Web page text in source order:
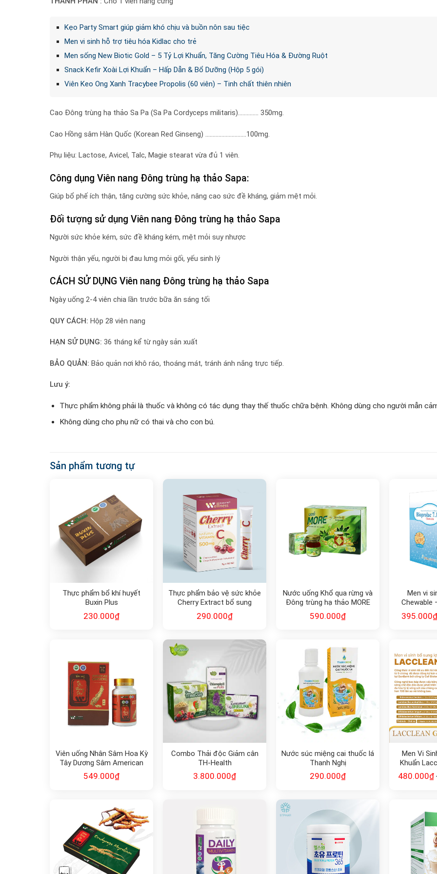
Kẹo Party Smart giúp giảm khó chịu và buồn nôn sau tiệc
Men vi sinh hỗ trợ tiêu hóa Kidlac cho trẻ
Men sống New Biotic Gold – 5 Tỷ Lợi Khuẩn, Tăng Cường Tiêu Hóa & Đường Ruột
Snack Kefir Xoài Lợi Khuẩn – Hấp Dẫn & Bổ Dưỡng (Hộp 5 gói)
Viên Keo Ong Xanh Tracybee Propolis (60 viên) – Tinh chất thiên nhiên
Cao Đông trùng hạ thảo Sa Pa (Sa Pa Cordyceps militaris)………….. 350mg.
Cao Hồng sâm Hàn Quốc (Korean Red Ginseng) ……………………….100mg.
Phụ liệu: Lactose, Avicel, Talc, Magie stearat vừa đủ 1 viên.
Công dụng Viên nang Đông trùng hạ thảo Sapa:
Giúp bổ phế ích thận, tăng cường sức khỏe, nâng cao sức đề kháng, giảm mệt mỏi.
Đối tượng sử dụng Viên nang Đông trùng hạ thảo Sapa
Người sức khỏe kém, sức đề kháng kém, mệt mỏi suy nhược
Người thận yếu, người bị đau lưng mỏi gối, yếu sinh lý
CÁCH SỬ DỤNG Viên nang Đông trùng hạ thảo Sapa
Ngày uống 2-4 viên chia lần trước bữa ăn sáng tối
QUY CÁCH: Hộp 28 viên nang
HẠN SỬ DỤNG: 36 tháng kể từ ngày sản xuất
BẢO QUẢN: Bảo quản nơi khô ráo, thoáng mát, tránh ánh nắng trực tiếp.
Lưu ý:
Thực phẩm không phải là thuốc và không có tác dụng thay thế thuốc chữa bệnh. Không dùng cho người mẫn
Không dùng cho phụ nữ có thai và cho con bú.
Sản phẩm tương tự
Thực phẩm bổ khí huyết
Buxin Plus
230.000₫
Thực phẩm bảo vệ sức khỏe
Cherry Extract bổ sung
Vitamin C
290.000₫
Nước uống Khổ qua rừng và
Đông trùng hạ thảo MORE
590.000₫
Men vi
Chewable
sung lợi
395.000₫
Viên uống Nhân Sâm Hoa Kỳ
Tây Dương Sâm American
Ginseng
549.000₫
Combo Thải độc Giảm cân
TH-Health
3.800.000₫
Nước súc miệng cai thuốc lá
Thanh Nghị
290.000₫
Men Vi
Khuẩn
480.000₫